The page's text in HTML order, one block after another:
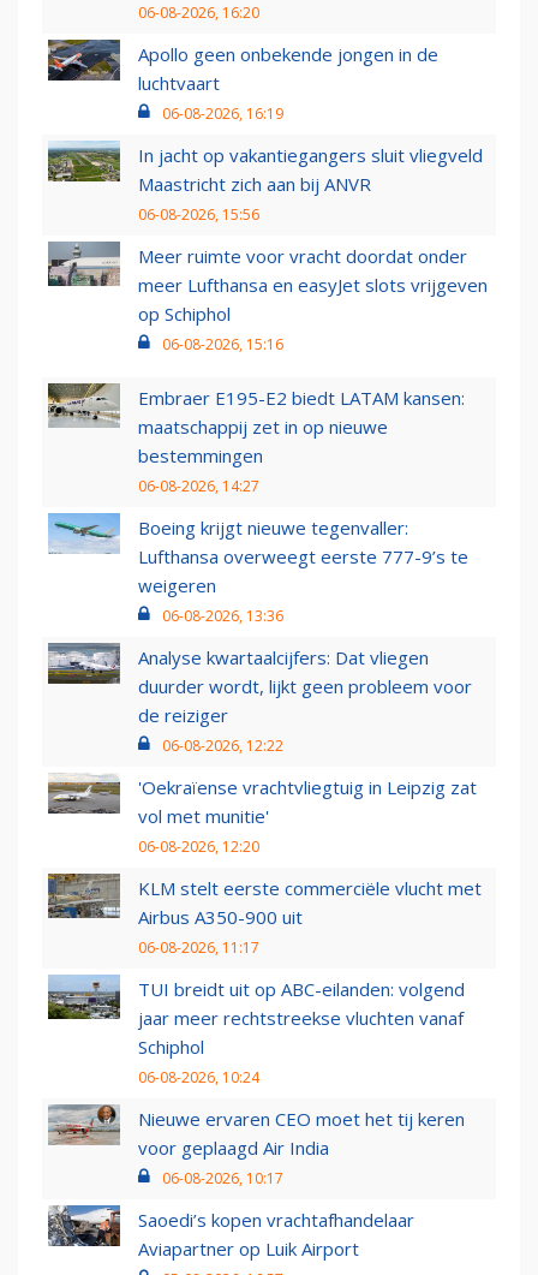
06-08-2026, 16:20
Apollo geen onbekende jongen in de
luchtvaart
06-08-2026, 16:19
In jacht op vakantiegangers sluit vliegveld
Maastricht zich aan bij ANVR
06-08-2026, 15:56
Meer ruimte voor vracht doordat onder
meer Lufthansa en easyJet slots vrijgeven
op Schiphol
06-08-2026, 15:16
Embraer E195-E2 biedt LATAM kansen:
maatschappij zet in op nieuwe
bestemmingen
06-08-2026, 14:27
Boeing krijgt nieuwe tegenvaller:
Lufthansa overweegt eerste 777-9’s te
weigeren
06-08-2026, 13:36
Analyse kwartaalcijfers: Dat vliegen
duurder wordt, lijkt geen probleem voor
de reiziger
06-08-2026, 12:22
'Oekraïense vrachtvliegtuig in Leipzig zat
vol met munitie'
06-08-2026, 12:20
KLM stelt eerste commerciële vlucht met
Airbus A350-900 uit
06-08-2026, 11:17
TUI breidt uit op ABC-eilanden: volgend
jaar meer rechtstreekse vluchten vanaf
Schiphol
06-08-2026, 10:24
Nieuwe ervaren CEO moet het tij keren
voor geplaagd Air India
06-08-2026, 10:17
Saoedi’s kopen vrachtafhandelaar
Aviapartner op Luik Airport